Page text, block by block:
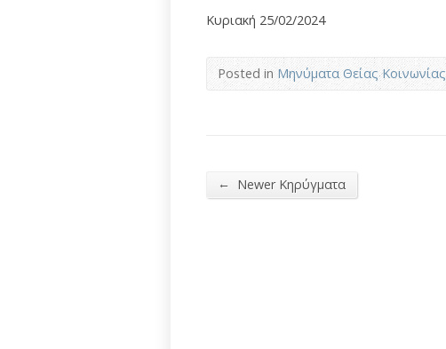
Κυριακή 25/02/2024
Posted inΜηνύματα Θείας Κοινωνίας
← Newer Κηρύγματα